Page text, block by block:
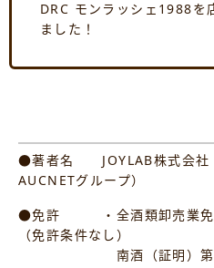
DRC モンラッシェ1988を
ました！
●著者名 JOYLAB株式会社
AUCNETグループ）
●免許 ・全酒類卸売業免許
（免許条件なし）
南酒（証明）第4号